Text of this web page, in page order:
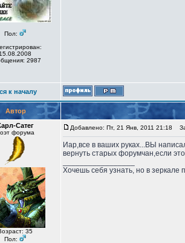
Пол:
15.08.2008
2987
к началу
Автор
Сатег
форума
35
Пол:
Добавлено: Пт, 21 Янв, 2011 21:18
Иар,все в ваших руках...ВЫ
вернуть старых форумчан,если
Хочешь себя узнать, но в зеркале